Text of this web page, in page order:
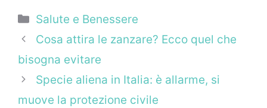
Categorie
Salute e Benessere
Cosa attira le zanzare? Ecco quel che
bisogna evitare
Specie aliena in Italia: è allarme, si
muove la protezione civile